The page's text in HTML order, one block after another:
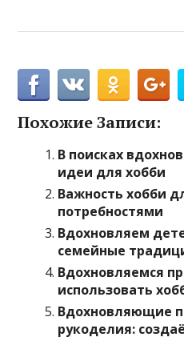
Похожие Записи:
В поисках
идеи для хобби
Важность хобби
потребностями
Вдохновляем
семейные
Вдохновляемся
использовать
Вдохновляющие
рукоделия: